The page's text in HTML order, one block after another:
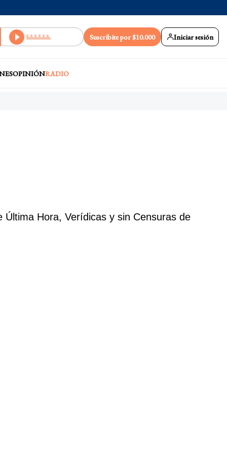
Suscribite por $10.000 Iniciar sesión
OPINIÓNRADIO
Última Hora, Verídicas y sin Censuras de